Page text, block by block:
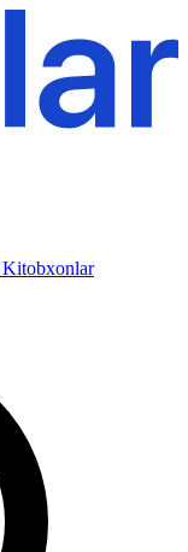
Kitobxonlar